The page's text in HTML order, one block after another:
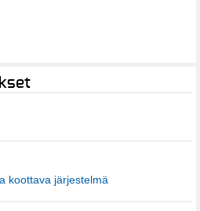
koottava järjestelmä